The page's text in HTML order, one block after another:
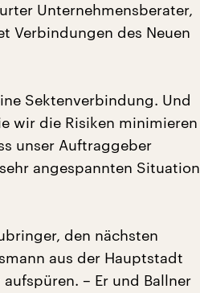
Unternehmensberater,
Verbindungen des Neuen
Sektenverbindung. Und
wir die Risiken minimieren
unser Auftraggeber
angespannten Situation
den nächsten
aus der Hauptstadt
– Er und Ballner